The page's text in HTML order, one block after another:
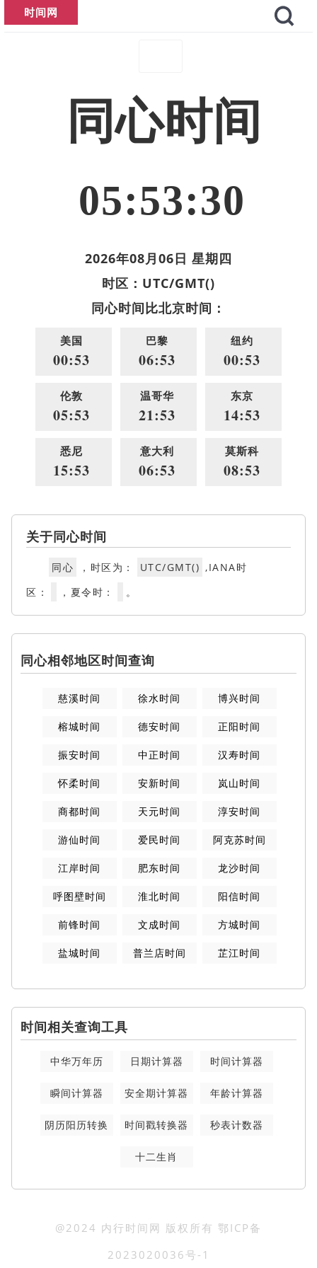
时间网
同心时间
05:53:30
2026年08月06日 星期四
时区：UTC/GMT()
同心时间比北京时间：
美国
00:53
巴黎
06:53
纽约
00:53
伦敦
05:53
温哥华
21:53
东京
14:53
悉尼
15:53
意大利
06:53
莫斯科
08:53
关于同心时间
同心 ，时区为： UTC/GMT() ,IANA时
区：
，夏令时： 。
同心相邻地区时间查询
慈溪时间 徐水时间 博兴时间
榕城时间 德安时间 正阳时间
振安时间 中正时间 汉寿时间
怀柔时间 安新时间 岚山时间
商都时间 天元时间 淳安时间
游仙时间 爱民时间 阿克苏时间
江岸时间 肥东时间 龙沙时间
呼图壁时间 淮北时间 阳信时间
前锋时间 文成时间 方城时间
盐城时间 普兰店时间 芷江时间
时间相关查询工具
中华万年历 日期计算器 时间计算器
瞬间计算器 安全期计算器 年龄计算器
阴历阳历转换 时间戳转换器 秒表计数器
十二生肖
@2024 内行时间网 版权所有 鄂ICP备
2023020036号-1